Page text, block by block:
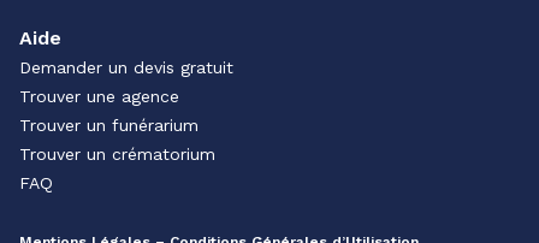
Aide
Demander un devis gratuit
Trouver une agence
Trouver un funérarium
Trouver un crématorium
FAQ